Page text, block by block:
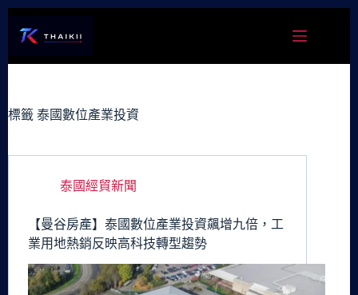
容
標籤 泰國數位產業投資
泰國經貿新聞
【曼谷房產】泰國數位產業投資飆增九倍，工
業用地熱銷反映高科技轉型趨勢